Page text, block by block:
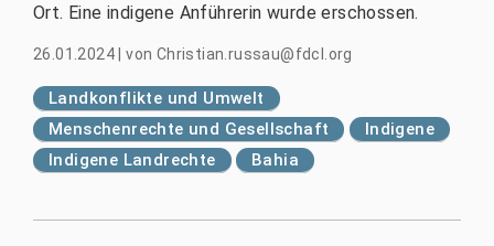
Ort. Eine indigene Anführerin wurde erschossen.
26.01.2024|von Christian.russau@fdcl.org
Landkonflikte und Umwelt
Menschenrechte und Gesellschaft
Indigene
Indigene Landrechte
Bahia